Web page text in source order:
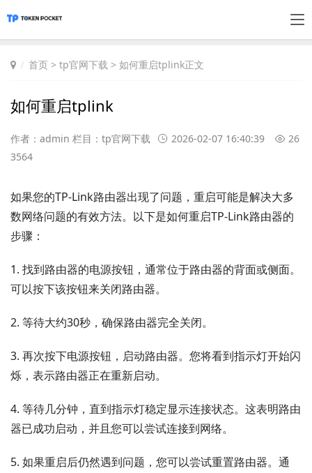
首页 > tp官网下载 > 如何重启tplink正文
如何重启tplink
作者：admin 栏目： tp官网下载 2026-02-07 16:40:39
26
3564
如果您的TP-Link路由器出现了问题，重启可能是解决大多
数网络问题的有效方法。以下是如何重启TP-Link路由器的
步骤：
1. 找到路由器的电源按钮，通常位于路由器的背面或侧面。
可以按下该按钮来关闭路由器。
2. 等待大约30秒，确保路由器完全关闭。
3. 再次按下电源按钮，启动路由器。您将看到指示灯开始闪
烁，表示路由器正在重新启动。
4. 等待几分钟，直到指示灯稳定显示连接状态。这表明路由
器已成功启动，并且您可以尝试连接到网络。
5. 如果重启后仍然遇到问题，您可以尝试重置路由器。通